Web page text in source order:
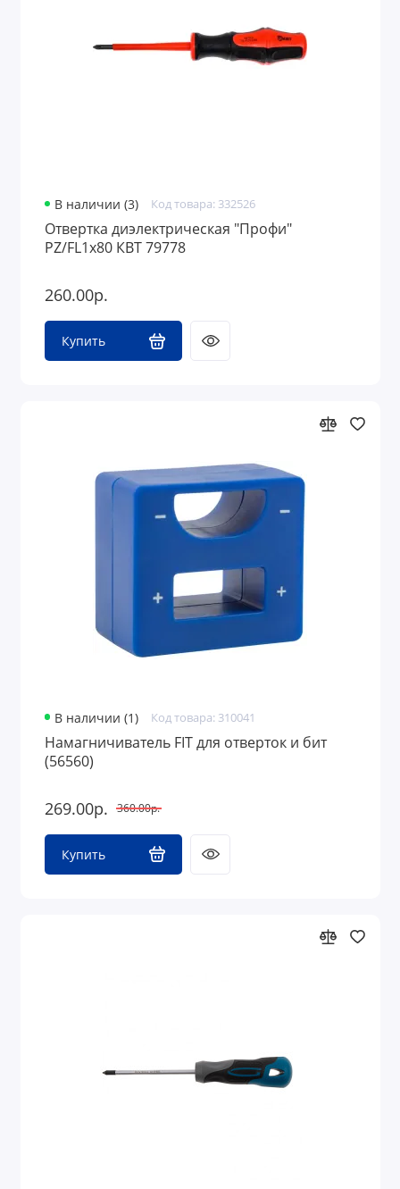
В наличии (3) Код товара: 332526
Отвертка диэлектрическая "Профи"
PZ/FL1х80 КВТ 79778
260.00р.
Купить
В наличии (1) Код товара: 310041
Намагничиватель FIT для отверток и бит
(56560)
269.00р. 360.00р.
Купить